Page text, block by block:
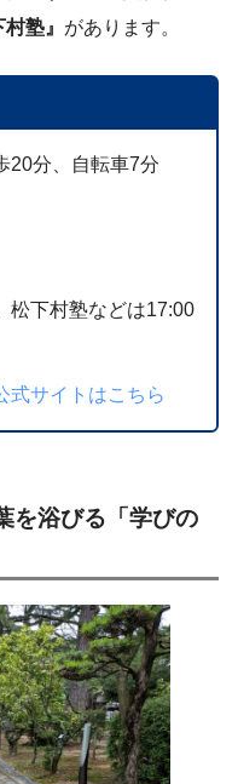
村塾』 があります。
20分、自転車7分
松下村塾などは17:00
式サイトはこちら
を浴びる「学びの